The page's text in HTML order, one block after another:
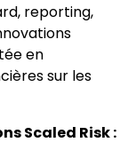
reporting,
en
sur les
Scaled Risk :